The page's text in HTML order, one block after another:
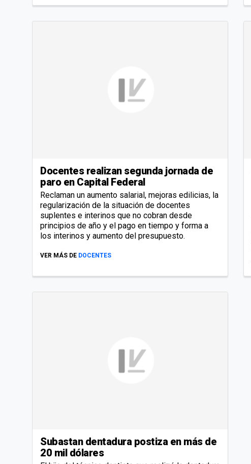
Docentes realizan segunda jornada de
paro en Capital Federal
Reclaman un aumento salarial, mejoras edilicias, la
regularización de la situación de docentes
suplentes e interinos que no cobran desde
principios de año y el pago en tiempo y forma a
los interinos y aumento del presupuesto.
VER MÁS DE DOCENTES
Subastan dentadura postiza en más de
20 mil dólares